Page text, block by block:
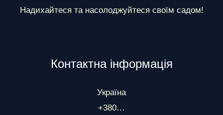
Надихайтеся та насолоджуйтеся своїм садом!
Контактна інформація
Україна
+380…